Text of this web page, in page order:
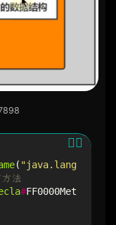
(
法
#FF0000Methods